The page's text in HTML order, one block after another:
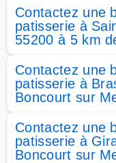
Contactez une
patisserie à
55200 à 5 km
Contactez une
patisserie à
Boncourt sur
Contactez une
patisserie à
Boncourt sur